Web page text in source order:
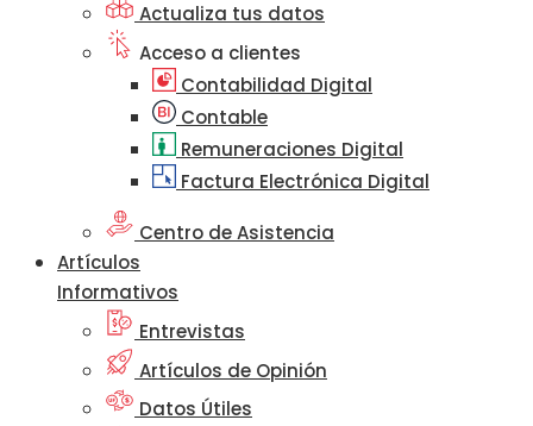
Actualiza tus datos
Acceso a clientes
Contabilidad Digital
Contable
Remuneraciones Digital
Factura Electrónica Digital
Centro de Asistencia
Artículos
Informativos
Entrevistas
Artículos de Opinión
Datos Útiles